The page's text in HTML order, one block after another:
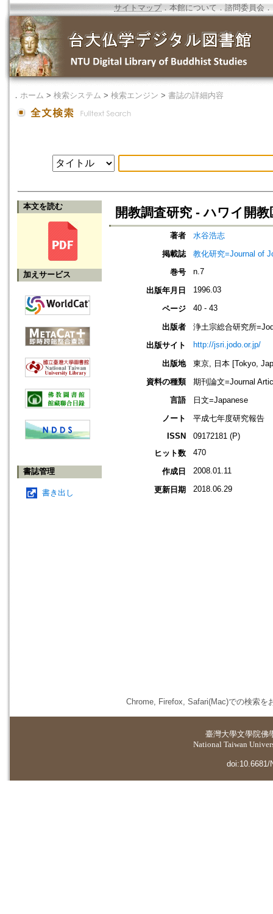
サイトマップ．本館について ． 諮問委員会 ．
． ホーム > 検索システム > 検索エンジン > 書誌の詳細内容
本文を読む
加えサービス
書誌管理
書き出し
開教調査研究 - ハワイ開
著者
水谷浩志
掲載誌
教化研究=Journal of
巻号
n.7
出版年月日 1996.03
ページ 40 - 43
出版者
浄土宗総合研究所
出版サイト
http://jsri.jodo.or.jp/
出版地
東京, 日本 [Tokyo,
資料の種類
期刊論文=Journal
言語
日文=Japanese
ノート
平成七年度研究報告
ISSN
09172181 (P)
ヒット数
470
作成日 2008.01.11
更新日期 2018.06.29
Chrome, Firefox, Safari(Mac)での検索を
臺灣大學文學院佛
National Taiwan
doi:10.6681/